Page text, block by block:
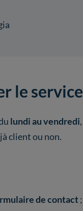
le
lundi au vendredi
client ou non.
de contact;